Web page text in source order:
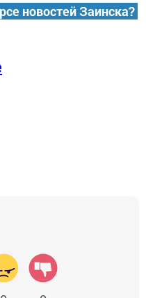
новостей Заинска?